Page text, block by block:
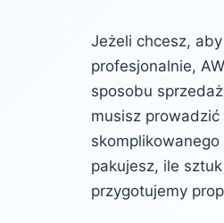
Jeżeli chcesz,
profesjonalnie,
sposobu
musisz
pakujesz, ile
przygotujemy